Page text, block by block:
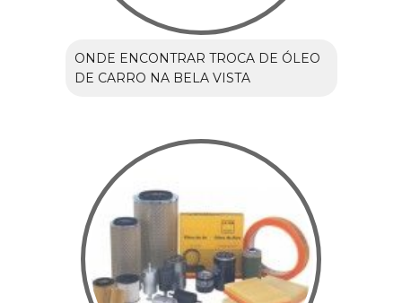
ONDE ENCONTRAR TROCA DE ÓLEO
DE CARRO NA BELA VISTA